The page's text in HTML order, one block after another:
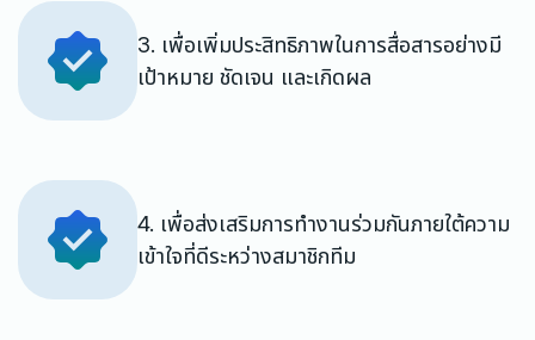
3. เพื่อเพิ่มประสิทธิภาพในการสื่อสารอย่างมี
เป้าหมาย ชัดเจน และเกิดผล
4. เพื่อส่งเสริมการทำงานร่วมกันภายใต้ความ
เข้าใจที่ดีระหว่างสมาชิกทีม